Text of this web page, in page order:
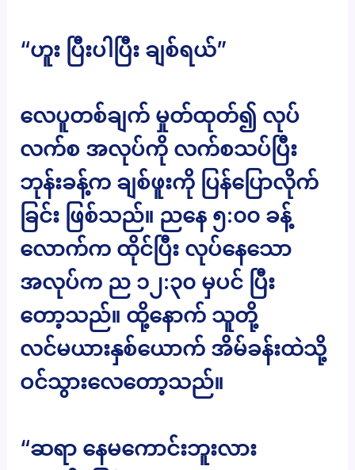
“ဟူး ပြီးပါပြီး ချစ်ရယ်”
လေပူတစ်ချက် မှုတ်ထုတ်၍ လုပ်
လက်စ အလုပ်ကို လက်စသပ်ပြီး
ဘုန်းခန့်က ချစ်ဖူးကို ပြန်ပြောလိုက်
ခြင်း ဖြစ်သည်။ ညနေ ၅:၀၀ ခန့်
လောက်က ထိုင်ပြီး လုပ်နေသော
အလုပ်က ည ၁၂:၃၀ မှပင် ပြီး
တော့သည်။ ထို့နောက် သူတို့
လင်မယားနှစ်ယောက် အိမ်ခန်းထဲသို့
ဝင်သွားလေတော့သည်။
“ဆရာ နေမကောင်းဘူးလား